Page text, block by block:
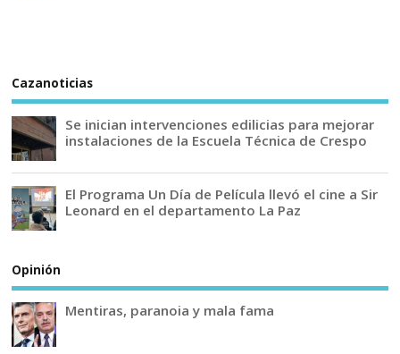
Cazanoticias
Se inician intervenciones edilicias para mejorar
instalaciones de la Escuela Técnica de Crespo
El Programa Un Día de Película llevó el cine a Sir
Leonard en el departamento La Paz
Opinión
Mentiras, paranoia y mala fama